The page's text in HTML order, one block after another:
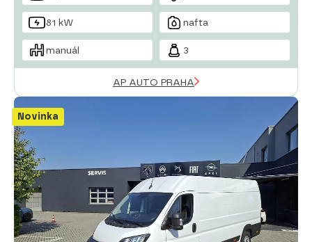
81 kW nafta
manuál 3
AP AUTO PRAHA
Novinka